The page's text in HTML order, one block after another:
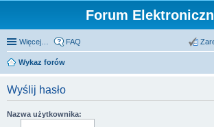
Forum
Więcej… FAQ
Wykaz forów
Wyślij hasło
Nazwa użytkownika: